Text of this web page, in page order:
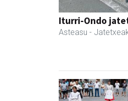
Iturri-Ondo
Asteasu -